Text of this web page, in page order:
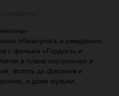
обманулась в ожиданиях.
с фильма «Гордость и
в плане построения и
вплоть до фасонов и
и даже музыки.